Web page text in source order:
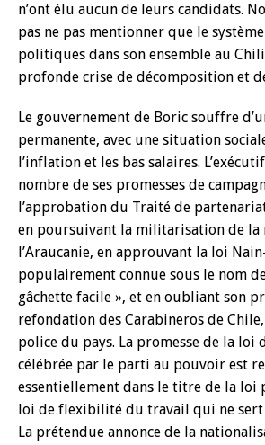
n’ont élu aucun de leurs candidats.
pas ne pas mentionner que le
politiques dans son ensemble au
profonde crise de décomposition et
Le gouvernement de Boric souffre
permanente, avec une situation
l’inflation et les bas salaires.
nombre de ses promesses de
l’approbation du Traité de
en poursuivant la militarisation de la
l’Araucanie, en approuvant la loi
populairement connue sous le nom
gâchette facile », et en oubliant son
refondation des Carabineros de
police du pays. La promesse de la loi
célébrée par le parti au pouvoir est
essentiellement dans le titre de la loi
loi de flexibilité du travail qui ne sert
La prétendue annonce de la